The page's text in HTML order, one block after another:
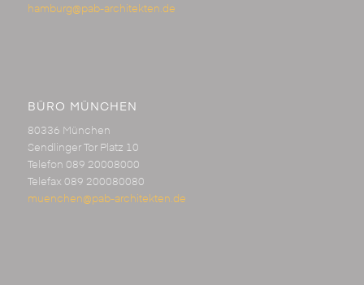
hamburg@pab-architekten.de
BÜRO MÜNCHEN
80336 München
Sendlinger Tor Platz 10
Telefon 089 20008000
Telefax 089 200080080
muenchen@pab-architekten.de